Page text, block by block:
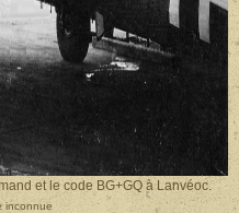
et le code BG+GQ à Lanvéoc.
inconnue